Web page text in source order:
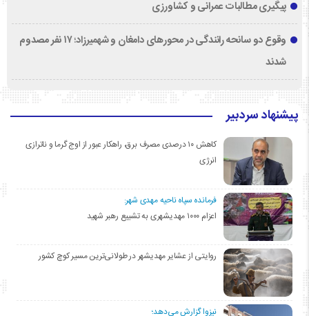
پیگیری مطالبات عمرانی و کشاورزی
وقوع دو سانحه رانندگی در محورهای دامغان و شهمیرزاد؛ ۱۷ نفر مصدوم
شدند
پیشنهاد سردبیر
کاهش ۱۰ درصدی مصرف برق، راهکار عبور از اوج گرما و ناترازی
انرژی
فرمانده سپاه ناحیه مهدی شهر:
اعزام ۱۰۰۰ مهدیشهری به تشییع رهبر شهید
روایتی از عشایر مهدیشهر در طولانی‌ترین مسیر کوچ کشور
نیزوا گزارش می‌دهد؛